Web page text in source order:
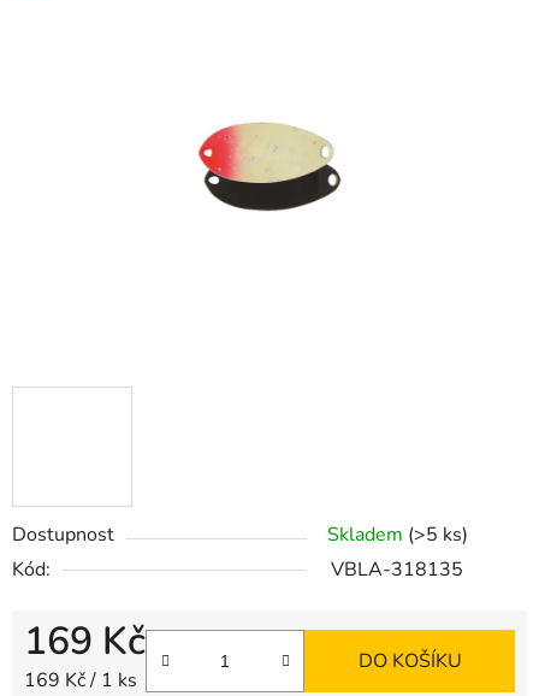
Dostupnost Skladem (>5 ks)
Kód:
VBLA-318135
169 Kč
Měrná cena:
169 Kč / 1 ks
DO KOŠÍKU